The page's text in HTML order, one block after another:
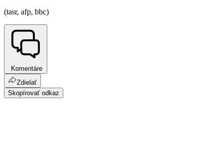
(tasr, afp, bbc)
Komentáre
Zdielať
Skopírovať odkaz